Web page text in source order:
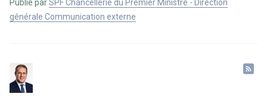
Publié parSPF Chancellerie du Premier Ministre - Direction
générale Communication externe